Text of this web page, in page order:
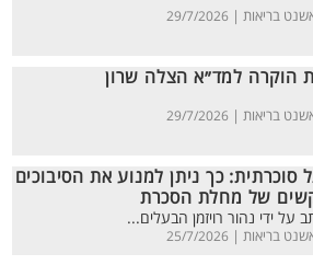
בריאות | 29/7/2026
הוקרה למד״א הצלה שרון
בריאות | 29/7/2026
סוכרתית: כך ניתן למנוע את הסיבוכים
של מחלת הסכרת
על ידי נהור רויזמן הבעלים...
בריאות | 25/7/2026